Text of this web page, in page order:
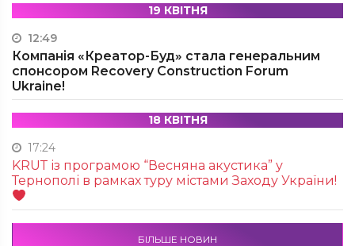
19 КВІТНЯ
12:49
Компанія «Креатор-Буд» стала генеральним
спонсором Recovery Construction Forum
Ukraine!
18 КВІТНЯ
17:24
KRUТ із програмою “Весняна акустика” у
Тернополі в рамках туру містами Заходу України!
БІЛЬШЕ НОВИН